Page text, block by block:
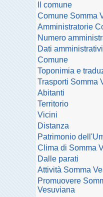
Il comune
Comune Somma
Amministratorie
Numero
Dati amministrativi
Comune
Toponimia e
Trasporti Somma
Abitanti
Territorio
Vicini
Distanza
Patrimonio
Clima di Somma
Dalle parati
Attività Somma
Promuovere
Vesuviana